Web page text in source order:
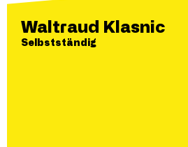
Waltraud Klasnic
Selbstständig